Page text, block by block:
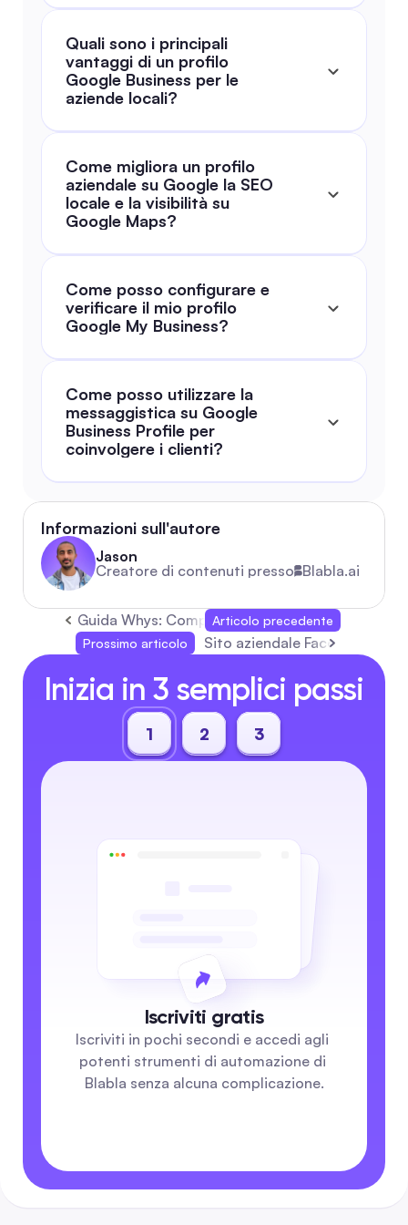
Quali sono i principali
vantaggi di un profilo
Google Business per le
aziende locali?
Come migliora un profilo
aziendale su Google la SEO
locale e la visibilità su
Google Maps?
Come posso configurare e
verificare il mio profilo
Google My Business?
Come posso utilizzare la
messaggistica su Google
Business Profile per
coinvolgere i clienti?
Informazioni sull'autore
Jason
Creatore di contenuti presso Blabla.ai
Guida Whys: Completo Manuale dei 5 Perché
Articolo precedente
Prossimo articolo
Sito aziendale Facebook:
Inizia in 3 semplici passi
1 2 3
Iscriviti gratis
Iscriviti in pochi secondi e accedi agli
potenti strumenti di automazione di
Blabla senza alcuna complicazione.